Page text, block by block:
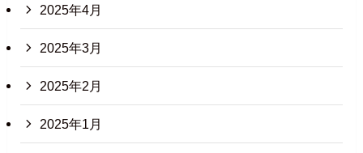
2025年4月
2025年3月
2025年2月
2025年1月